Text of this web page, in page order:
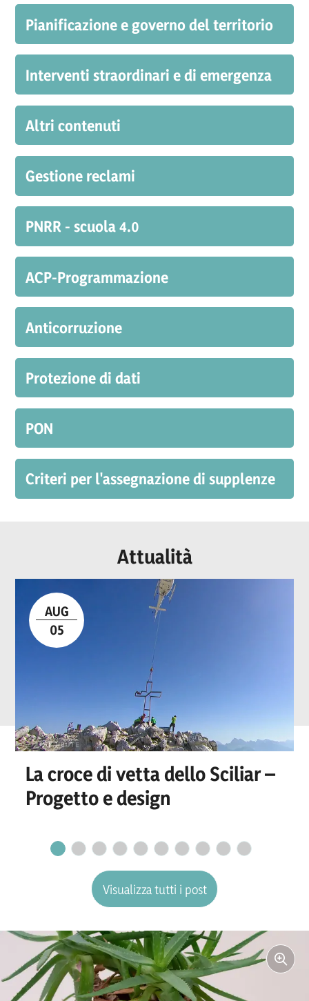
Pianificazione e governo del territorio
Interventi straordinari e di emergenza
Altri contenuti
Gestione reclami
PNRR - scuola 4.0
ACP-Programmazione
Anticorruzione
Protezione di dati
PON
Criteri per l'assegnazione di supplenze
Attualità
AUG
05
La croce di vetta dello Sciliar –
Progetto e design
Visualizza tutti i post